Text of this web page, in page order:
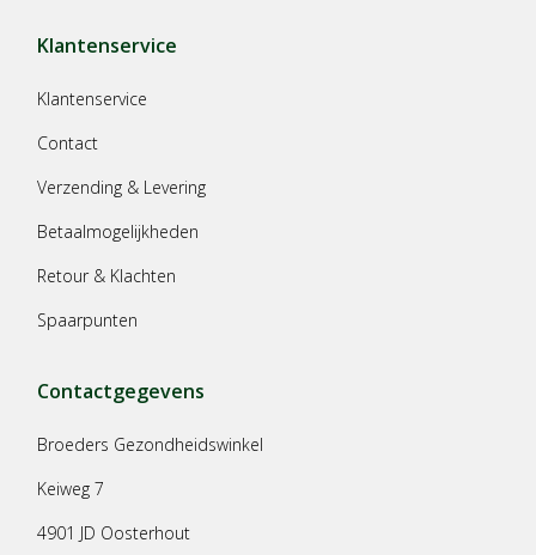
Klantenservice
Klantenservice
Contact
Verzending & Levering
Betaalmogelijkheden
Retour & Klachten
Spaarpunten
Contactgegevens
Broeders Gezondheidswinkel
Keiweg 7
4901 JD Oosterhout